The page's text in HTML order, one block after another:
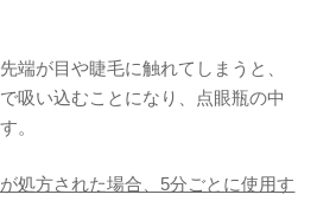
端が目や睫毛に触れてしまうと、
吸い込むことになり、点眼瓶の中
。
処方された場合、5分ごとに使用す